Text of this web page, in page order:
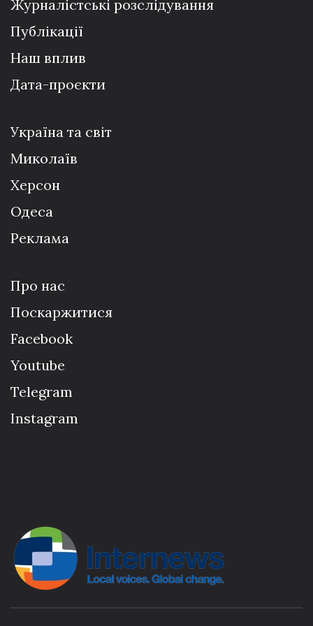
Журналістські розслідування
Публікації
Наш вплив
Дата-проєкти
Україна та світ
Миколаїв
Херсон
Одеса
Реклама
Про нас
Поскаржитися
Facebook
Youtube
Telegram
Instagram